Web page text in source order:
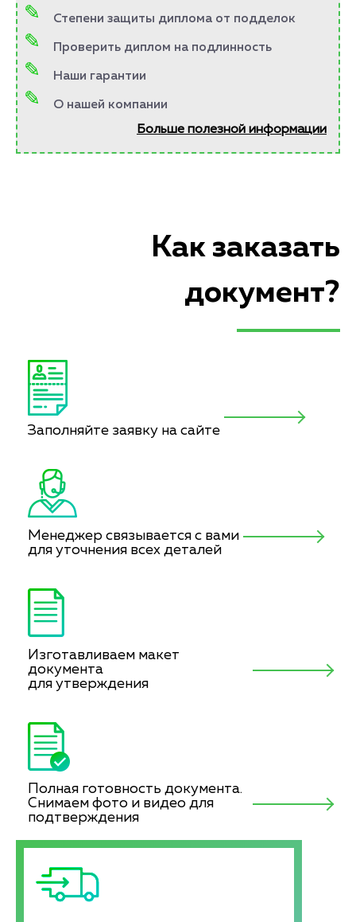
Степени защиты диплома от подделок
Проверить диплом на подлинность
Наши гарантии
О нашей компании
Больше полезной информации
Как заказать
документ?
Заполняйте заявку на сайте
Менеджер связывается с вами
для уточнения всех деталей
Изготавливаем макет
документа
для утверждения
Полная готовность документа.
Снимаем фото и видео для
подтверждения